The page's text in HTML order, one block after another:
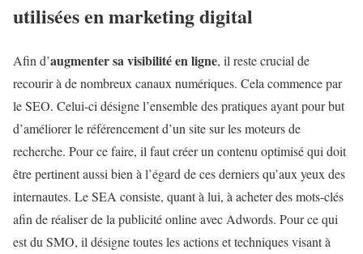
utilisées en marketing digital
Afin d’augmenter sa visibilité en ligne, il reste crucial de
recourir à de nombreux canaux numériques. Cela commence par
le SEO. Celui-ci désigne l’ensemble des pratiques ayant pour but
d’améliorer le référencement d’un site sur les moteurs de
recherche. Pour ce faire, il faut créer un contenu optimisé qui doit
être pertinent aussi bien à l’égard de ces derniers qu’aux yeux des
internautes. Le SEA consiste, quant à lui, à acheter des mots-clés
afin de réaliser de la publicité online avec Adwords. Pour ce qui
est du SMO, il désigne toutes les actions et techniques visant à